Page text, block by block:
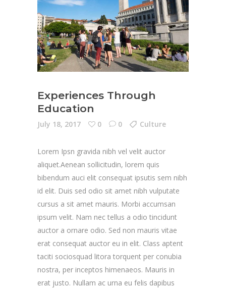
Experiences Through
Education
July 18, 2017 0 0 Culture
Lorem Ipsn gravida nibh vel velit auctor
aliquet.Aenean sollicitudin, lorem quis
bibendum auci elit consequat ipsutis sem nibh
id elit. Duis sed odio sit amet nibh vulputate
cursus a sit amet mauris. Morbi accumsan
ipsum velit. Nam nec tellus a odio tincidunt
auctor a ornare odio. Sed non mauris vitae
erat consequat auctor eu in elit. Class aptent
taciti sociosquad litora torquent per conubia
nostra, per inceptos himenaeos. Mauris in
erat justo. Nullam ac urna eu felis dapibus